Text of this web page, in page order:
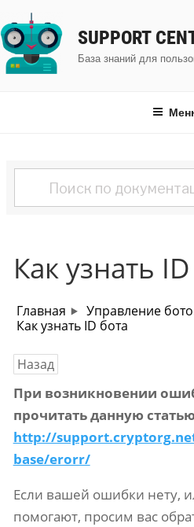
к
содержимому
SUPPORT
База знаний для
Как узнать
Главная
Управление
Как узнать ID бота
Назад
При возникновении
прочитать данную статью
http://
base/erorr/
Если вашей ошибки нету,
помогают, просим вас